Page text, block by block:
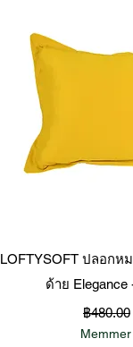
ดูข้อ
LOFTYSOFT ปลอกห
ด้าย Elegance
ราคาปก
฿480.00